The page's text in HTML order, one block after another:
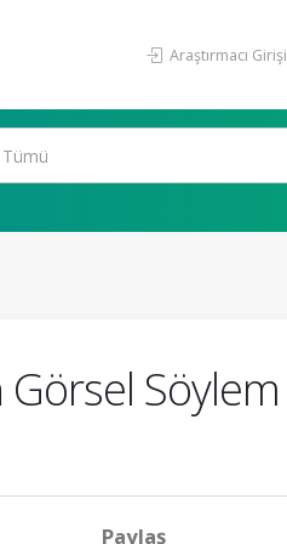
Araştırmacı Girişi
Söylem
Paylaş